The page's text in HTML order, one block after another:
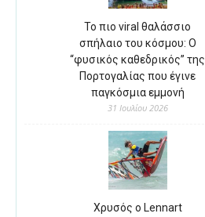
Το πιο viral θαλάσσιο
σπήλαιο του κόσμου: Ο
“φυσικός καθεδρικός” της
Πορτογαλίας που έγινε
παγκόσμια εμμονή
31 Ιουλίου 2026
Χρυσός ο Lennart